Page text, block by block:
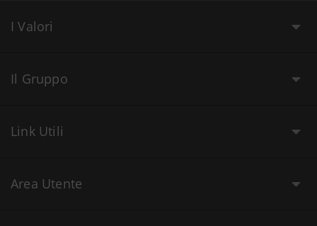
I Valori
Il Gruppo
Link Utili
Area Utente